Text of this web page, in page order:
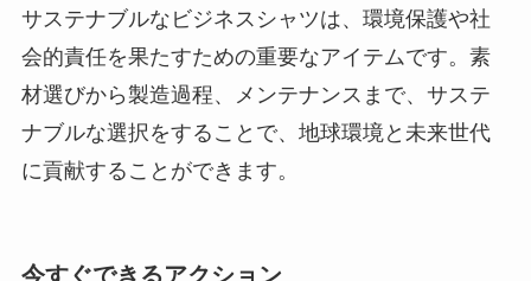
サステナブルなビジネスシャツは、環境保護や社
会的責任を果たすための重要なアイテムです。素
材選びから製造過程、メンテナンスまで、サステ
ナブルな選択をすることで、地球環境と未来世代
に貢献することができます。
今すぐできるアクション